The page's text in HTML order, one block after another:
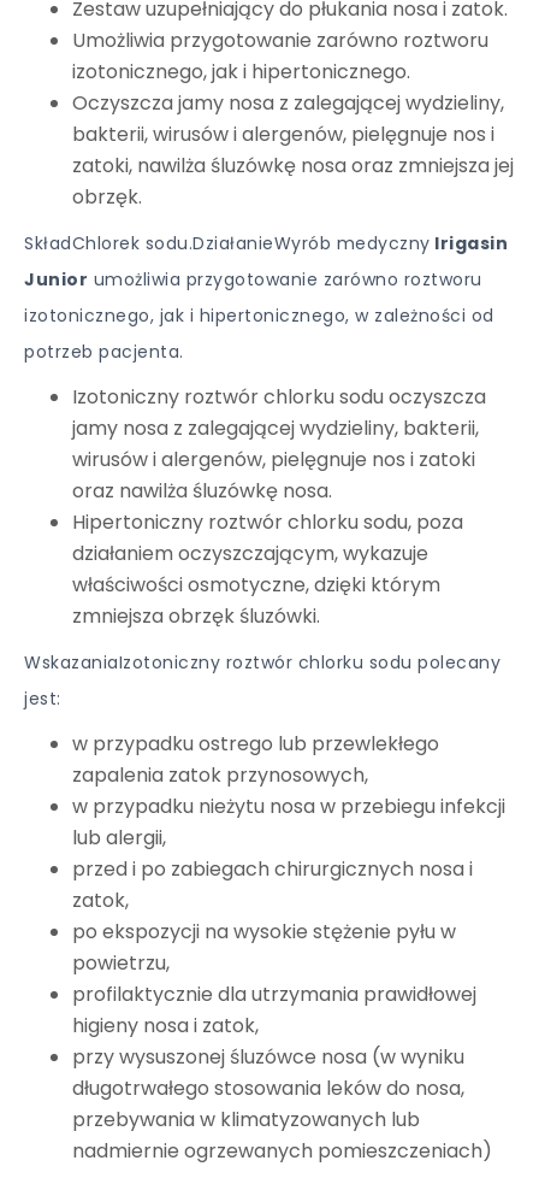
Zestaw uzupełniający do płukania nosa i zatok.
Umożliwia przygotowanie zarówno roztworu
izotonicznego, jak i hipertonicznego.
Oczyszcza jamy nosa z zalegającej wydzieliny,
bakterii, wirusów i alergenów, pielęgnuje nos i
zatoki, nawilża śluzówkę nosa oraz zmniejsza jej
obrzęk.
SkładChlorek sodu.DziałanieWyrób medyczny Irigasin
Junior umożliwia przygotowanie zarówno roztworu
izotonicznego, jak i hipertonicznego, w zależności od
potrzeb pacjenta.
Izotoniczny roztwór chlorku sodu oczyszcza
jamy nosa z zalegającej wydzieliny, bakterii,
wirusów i alergenów, pielęgnuje nos i zatoki
oraz nawilża śluzówkę nosa.
Hipertoniczny roztwór chlorku sodu, poza
działaniem oczyszczającym, wykazuje
właściwości osmotyczne, dzięki którym
zmniejsza obrzęk śluzówki.
WskazaniaIzotoniczny roztwór chlorku sodu polecany
jest:
w przypadku ostrego lub przewlekłego
zapalenia zatok przynosowych,
w przypadku nieżytu nosa w przebiegu infekcji
lub alergii,
przed i po zabiegach chirurgicznych nosa i
zatok,
po ekspozycji na wysokie stężenie pyłu w
powietrzu,
profilaktycznie dla utrzymania prawidłowej
higieny nosa i zatok,
przy wysuszonej śluzówce nosa (w wyniku
długotrwałego stosowania leków do nosa,
przebywania w klimatyzowanych lub
nadmiernie ogrzewanych pomieszczeniach)